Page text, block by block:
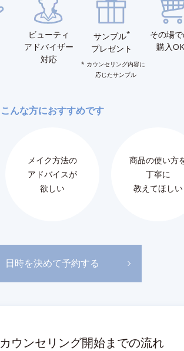
ビューティ
アドバイザー
対応
サンプル*
プレゼント
カウンセリング内容に
応じたサンプル
その場
購入OK
こんな方におすすめです
メイク方法の
アドバイスが
欲しい
商品の使い方
丁寧に
教えてほしい
日時を決めて予約する
カウンセリング開始までの流れ